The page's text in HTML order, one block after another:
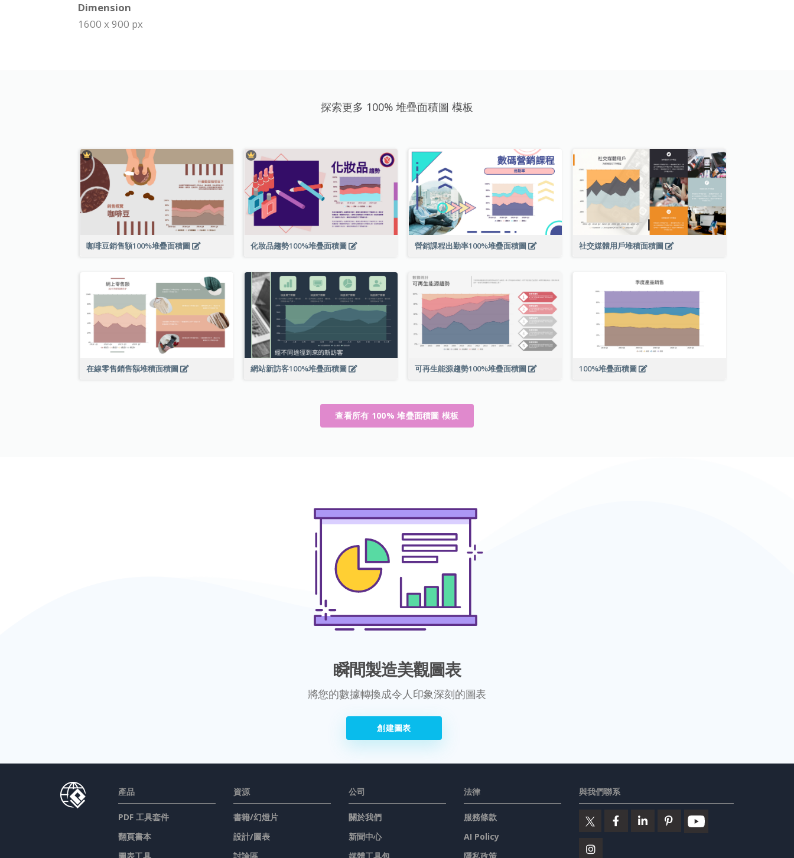
Dimension
1600 x 900 px
探索更多 100% 堆疊面積圖 模板
咖啡豆銷售額100%堆疊面積圖 化妝品趨勢100%堆疊面積圖 營銷課程出勤率100%堆疊面積圖 社交媒體用戶堆積面積圖
在線零售銷售額堆積面積圖 網站新訪客100%堆疊面積圖 可再生能源趨勢100%堆疊面積圖 100%堆疊面積圖
查看所有 100% 堆疊面積圖 模板
瞬間製造美觀圖表
將您的數據轉換成令人印象深刻的圖表
創建圖表
產品
PDF 工具套件
翻頁書本
資源
書籍/幻燈片
設計/圖表
公司
關於我們
新聞中心
法律
服務條款
AI Policy
與我們聯系